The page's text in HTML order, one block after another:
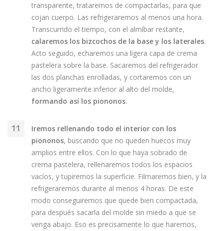
transparente, trataremos de compactarlas, para que
cojan cuerpo. Las refrigeraremos al menos una hora.
Transcurrido el tiempo, con el almíbar restante,
calaremos los bizcochos de la base y los laterales.
Acto seguido, echaremos una ligera capa de crema
pastelera sobre la base. Sacaremos del refrigerador
las dos planchas enrolladas, y cortaremos con un
ancho ligeramente inferior al alto del molde,
formando así los piononos.
Iremos rellenando todo el interior con los
piononos, buscando que no queden huecos muy
amplios entre ellos. Con lo que haya sobrado de
crema pastelera, rellenaremos todos los espacios
vacíos, y tupiremos la superficie. Filmaremos bien, y la
refrigeraremos durante al menos 4 horas. De este
modo conseguiremos que quede bien compactada,
para después sacarla del molde sin miedo a que se
venga abajo. Eso es precisamente lo que haremos,